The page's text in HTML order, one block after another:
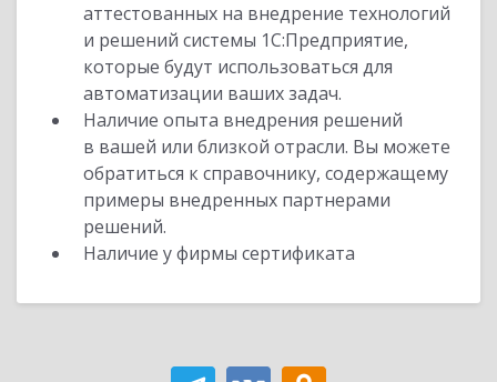
аттестованных на внедрение технологий
и решений системы 1С:Предприятие,
которые будут использоваться для
автоматизации ваших задач.
Наличие опыта внедрения решений
в вашей или близкой отрасли. Вы можете
обратиться к справочнику, содержащему
примеры внедренных партнерами
решений.
Наличие у фирмы сертификата